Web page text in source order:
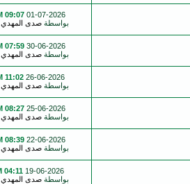
01-07-2026
09:07 AM
بواسطة صدى المهدي
30-06-2026
07:59 AM
بواسطة صدى المهدي
26-06-2026
11:02 AM
بواسطة صدى المهدي
25-06-2026
08:27 AM
بواسطة صدى المهدي
22-06-2026
08:39 AM
بواسطة صدى المهدي
19-06-2026
04:11 PM
بواسطة صدى المهدي